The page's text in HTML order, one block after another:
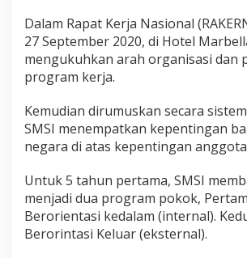
Dalam Rapat Kerja Nasional
27 September 2020, di Hotel
mengukuhkan arah organisasi dan
program kerja.
Kemudian dirumuskan secara
SMSI menempatkan kepentingan
negara di atas kepentingan
Untuk 5 tahun pertama, SMSI
menjadi dua program pokok,
Berorientasi kedalam (internal).
Berorintasi Keluar (eksternal).